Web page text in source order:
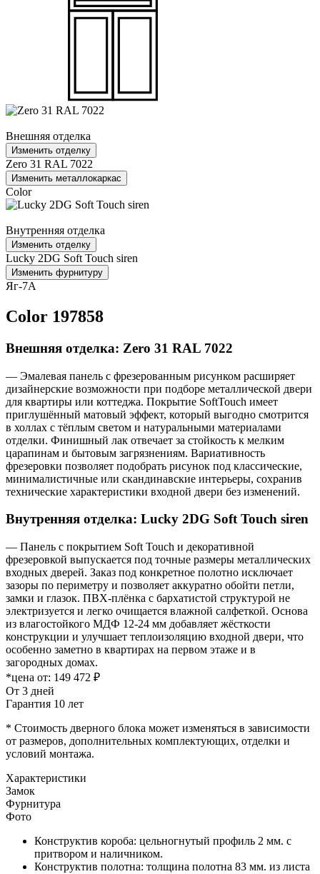
Внешняя отделка
Изменить отделку
Zero 31 RAL 7022
Изменить металлокаркас
Color
Внутренняя отделка
Изменить отделку
Lucky 2DG Soft Touch siren
Изменить фурнитуру
Яг-7А
Color 197858
Внешняя отделка: Zero 31 RAL 7022
— Эмалевая панель с фрезерованным рисунком расширяет
дизайнерские возможности при подборе металлической двери
для квартиры или коттеджа. Покрытие SoftTouch имеет
приглушённый матовый эффект, который выгодно смотрится
в холлах с тёплым светом и натуральными материалами
отделки. Финишный лак отвечает за стойкость к мелким
царапинам и бытовым загрязнениям. Вариативность
фрезеровки позволяет подобрать рисунок под классические,
минималистичные или скандинавские интерьеры, сохранив
технические характеристики входной двери без изменений.
Внутренняя отделка: Lucky 2DG Soft Touch siren
— Панель с покрытием Soft Touch и декоративной
фрезеровкой выпускается под точные размеры металлических
входных дверей. Заказ под конкретное полотно исключает
зазоры по периметру и позволяет аккуратно обойти петли,
замки и глазок. ПВХ-плёнка с бархатистой структурой не
электризуется и легко очищается влажной салфеткой. Основа
из влагостойкого МДФ 12-24 мм добавляет жёсткости
конструкции и улучшает теплоизоляцию входной двери, что
особенно заметно в квартирах на первом этаже и в
загородных домах.
*цена от: 149 472 ₽
От 3 дней
Гарантия 10 лет
* Стоимость дверного блока может изменяться в зависимости
от размеров, дополнительных комплектующих, отделки и
условий монтажа.
Характеристики
Замок
Фурнитура
Фото
Конструктив короба: цельногнутый профиль 2 мм. с
притвором и наличником.
Конструктив полотна: толщина полотна 83 мм. из листа